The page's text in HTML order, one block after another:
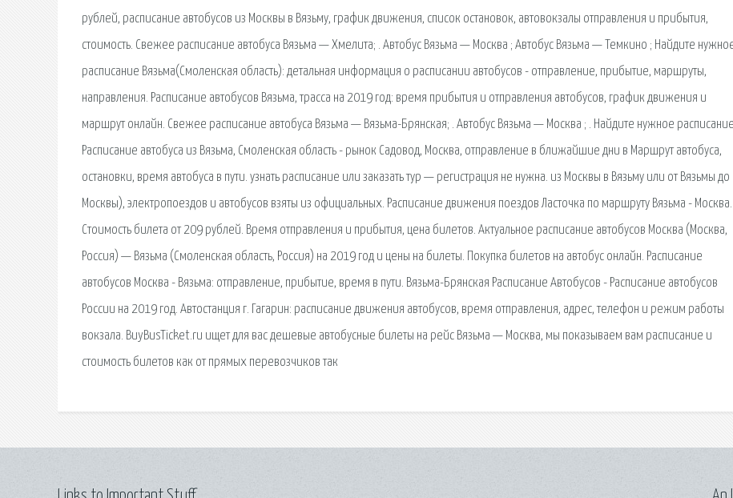
рублей, расписание автобусов из Москвы в Вязьму, график движения, список остановок, автовокзалы отправления и прибытия,
стоимость. Свежее расписание автобуса Вязьма — Хмелита; . Автобус Вязьма — Москва ; Автобус Вязьма — Темкино ; Найдите
расписание Вязьма(Смоленская область): детальная информация о расписании автобусов - отправление, прибытие, маршруты,
направления. Расписание автобусов Вязьма, трасса на 2019 год: время прибытия и отправления автобусов, график движения и
маршрут онлайн. Свежее расписание автобуса Вязьма — Вязьма-Брянская; . Автобус Вязьма — Москва ; . Найдите нужное расписание
Расписание автобуса из Вязьма, Смоленская область - рынок Садовод, Москва, отправление в ближайшие дни в Маршрут автобуса,
остановки, время автобуса в пути. узнать расписание или заказать тур — регистрация не нужна. из Москвы в Вязьму или от Вязьмы до
Москвы), электропоездов и автобусов взяты из официальных. Расписание движения поездов Ласточка по маршруту Вязьма - Москва.
Стоимость билета от 209 рублей. Время отправления и прибытия, цена билетов. Актуальное расписание автобусов Москва (Москва,
Россия) — Вязьма (Смоленская область, Россия) на 2019 год и цены на билеты. Покупка билетов на автобус онлайн. Расписание
автобусов Москва - Вязьма: отправление, прибытие, время в пути. Вязьма-Брянская Расписание Автобусов - Расписание автобусов
России на 2019 год. Автостанция г. Гагарин: расписание движения автобусов, время отправления, адрес, телефон и режим работы
вокзала. BuyBusTicket.ru ищет для вас дешевые автобусные билеты на рейс Вязьма — Москва, мы показываем вам расписание и
стоимость билетов как от прямых перевозчиков так